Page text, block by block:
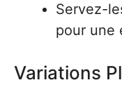
Servez-
pour une
Variations